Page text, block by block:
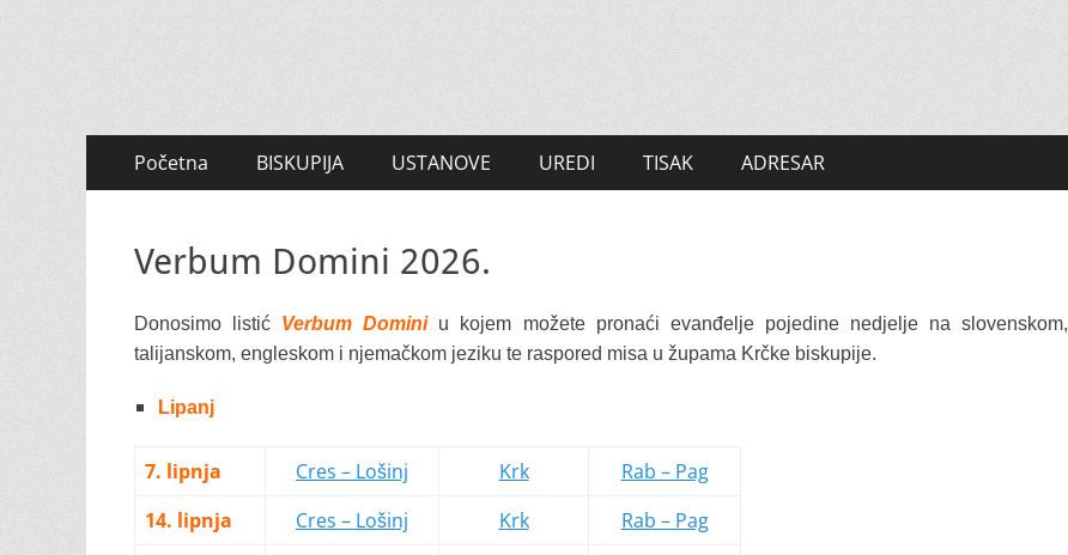
Primary
Menu
Početna BISKUPIJA USTANOVE UREDI TISAK ADRESAR
Verbum Domini 2026.
Donosimo listić Verbum Domini u kojem možete pronaći evanđelje pojedine nedjelje na slovenskom,
talijanskom, engleskom i njemačkom jeziku te raspored misa u župama Krčke biskupije.
Lipanj
7. lipnja Cres – Lošinj Krk
Rab – Pag
14. lipnja
Cres – Lošinj Krk
Rab – Pag